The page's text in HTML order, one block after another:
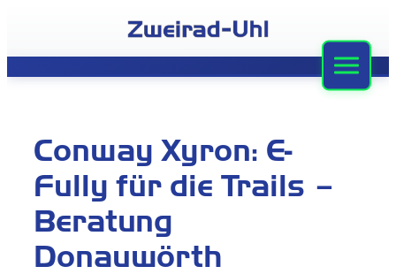
springen
Stellenangebote
Conway Xyron: E-
Fully für die Trails –
Beratung
Donauwörth